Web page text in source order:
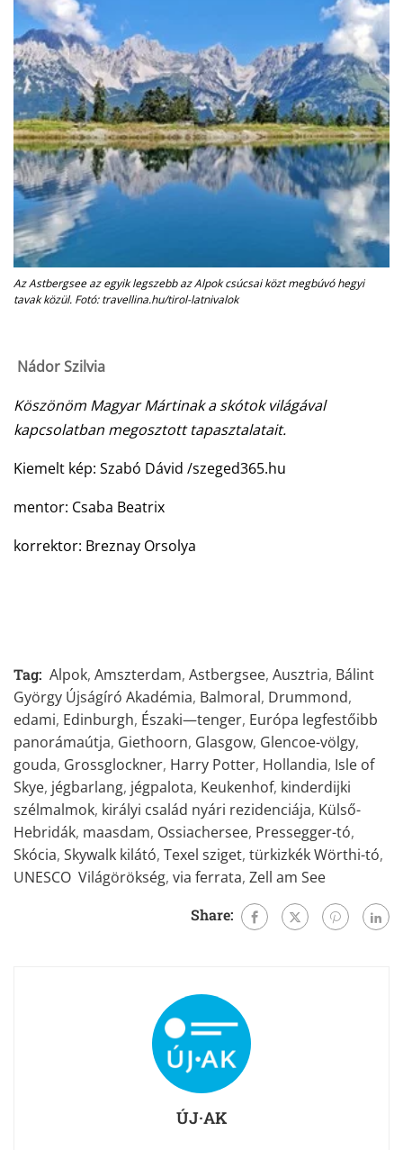
Az Astbergsee az egyik legszebb az Alpok csúcsai közt megbúvó hegyi
tavak közül. Fotó: travellina.hu/tirol-latnivalok
Nádor Szilvia
Köszönöm Magyar Mártinak a skótok világával
kapcsolatban megosztott tapasztalatait.
Kiemelt kép: Szabó Dávid /szeged365.hu
mentor: Csaba Beatrix
korrektor: Breznay Orsolya
Tag: Alpok, Amszterdam, Astbergsee, Ausztria, Bálint
György Újságíró Akadémia, Balmoral, Drummond,
edami, Edinburgh, Északi—tenger, Európa legfestőibb
panorámaútja, Giethoorn, Glasgow, Glencoe-völgy,
gouda, Grossglockner, Harry Potter, Hollandia, Isle of
Skye, jégbarlang, jégpalota, Keukenhof, kinderdijki
szélmalmok, királyi család nyári rezidenciája, Külső-
Hebridák, maasdam, Ossiachersee, Pressegger-tó,
Skócia, Skywalk kilátó, Texel sziget, türkizkék Wörthi-tó,
UNESCO Világörökség, via ferrata, Zell am See
Share:
ÚJ·AK